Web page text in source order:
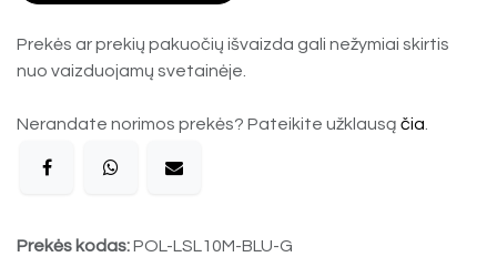
Prekės ar prekių pakuočių išvaizda gali nežymiai skirtis
nuo vaizduojamų svetainėje.
Nerandate norimos prekės? Pateikite užklausą čia
Prekės kodas:POL-LSL10M-BLU-G